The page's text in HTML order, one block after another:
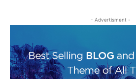
- Advertisment -